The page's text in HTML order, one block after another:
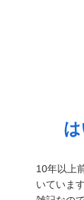
10年以上
いています